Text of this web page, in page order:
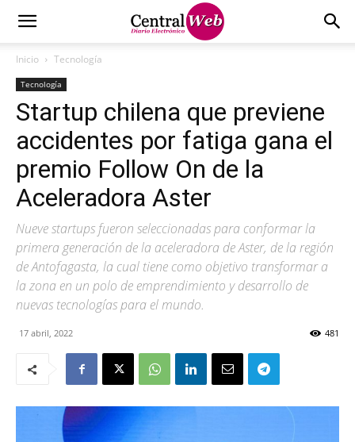
Inicio Tecnología
Tecnología
Startup chilena que previene
accidentes por fatiga gana el
premio Follow On de la
Aceleradora Aster
Nueve startups fueron seleccionadas para conformar la
primera generación de la aceleradora de Aster, de la región
de Antofagasta, la cual tiene como objetivo transformar a
la zona en un polo de emprendimiento y desarrollo de
nuevas tecnologías para el mundo.
17 abril, 2022 481